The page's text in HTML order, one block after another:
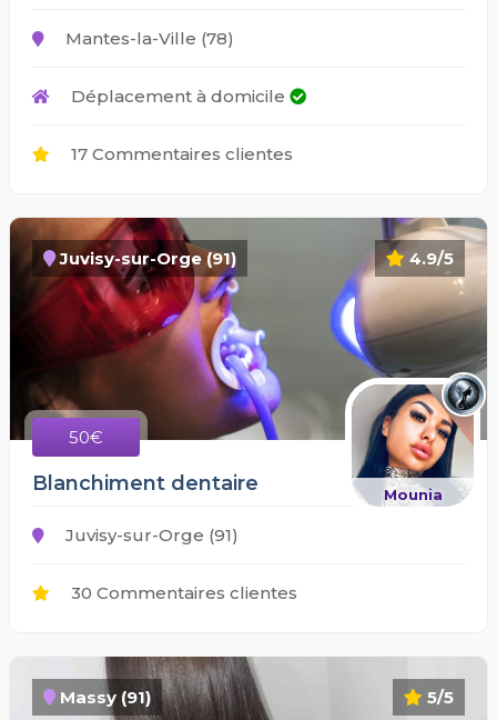
Mantes-la-Ville (78)
Déplacement à domicile
17 Commentaires clientes
4.9/5
Juvisy-sur-Orge (91)
50€
Mounia
Blanchiment dentaire
Juvisy-sur-Orge (91)
30 Commentaires clientes
5/5
Massy (91)